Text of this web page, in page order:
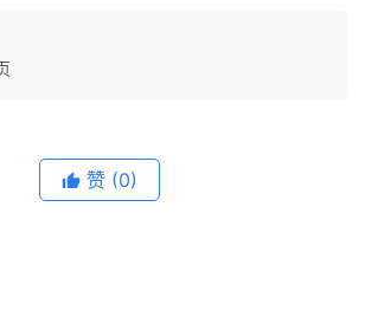
赞 (0)